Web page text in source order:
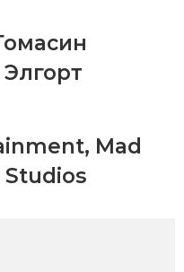
, Mad